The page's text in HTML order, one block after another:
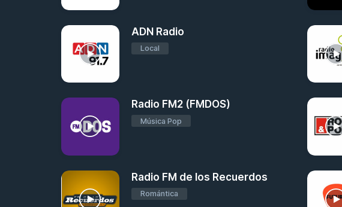
ADN Radio
Local
Radio FM2 (FMDOS)
Música Pop
Radio FM de los Recuerdos
Romántica